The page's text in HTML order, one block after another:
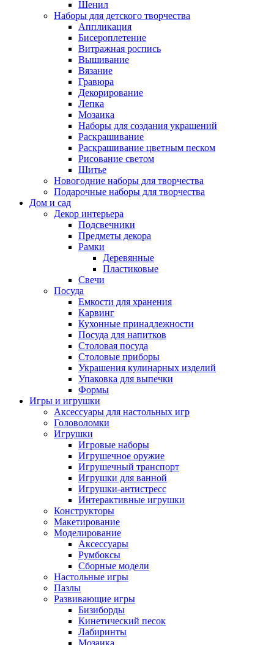
Шенил
Наборы для детского творчества
Аппликация
Бисероплетение
Витражная роспись
Вышивание
Вязание
Гравюра
Декорирование
Лепка
Мозаика
Наборы для создания украшений
Раскрашивание
Раскрашивание цветным песком
Рисование светом
Шитье
Новогодние наборы для творчества
Подарочные наборы для творчества
Дом и сад
Декор интерьера
Подсвечники
Предметы декора
Рамки
Деревянные
Пластиковые
Свечи
Посуда
Емкости для хранения
Карвинг
Кухонные принадлежности
Посуда для напитков
Столовая посуда
Столовые приборы
Украшения кулинарных изделий
Упаковка для выпечки
Формы
Игры и игрушки
Аксессуары для настольных игр
Головоломки
Игрушки
Игровые наборы
Игрушечное оружие
Игрушечный транспорт
Игрушки для ванной
Игрушки-антистресс
Интерактивные игрушки
Конструкторы
Макетирование
Моделирование
Аксессуары
Румбоксы
Сборные модели
Настольные игры
Пазлы
Развивающие игры
Бизиборды
Кинетический песок
Лабиринты
Мозаика